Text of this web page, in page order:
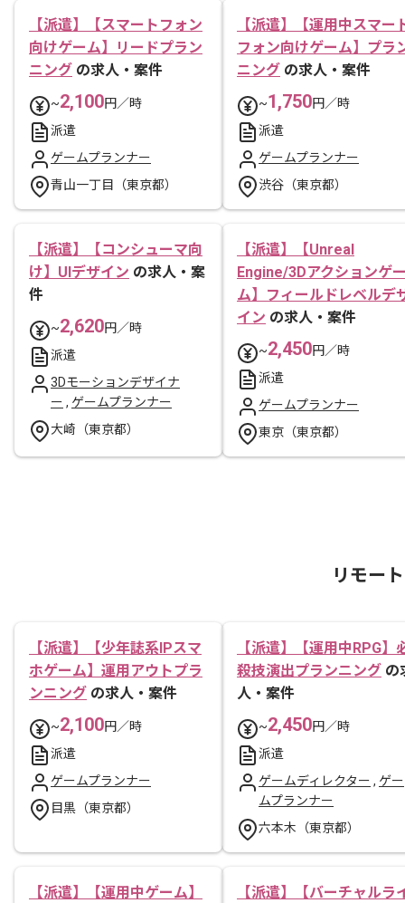
【派遣】【スマートフォン
向けゲーム】リードプラン
ニング の求人・案件
~2,100円／時
派遣
ゲームプランナー
青山一丁目（東京都）
【派遣】【運用中スマー
フォン向けゲーム】プラ
ニング の求人・案件
~1,750円／時
派遣
ゲームプランナー
渋谷（東京都）
【派遣】【コンシューマ向
け】UIデザイン の求人・案
件
~2,620円／時
派遣
3Dモーションデザイナ
ー , ゲームプランナー
大崎（東京都）
【派遣】【Unreal
Engine/3Dアクションゲ
ム】フィールドレベルデ
イン の求人・案件
~2,450円／時
派遣
ゲームプランナー
東京（東京都）
リモー
【派遣】【少年誌系IPスマ
ホゲーム】運用アウトプラ
ンニング の求人・案件
~2,100円／時
派遣
ゲームプランナー
目黒（東京都）
【派遣】【運用中RPG】
殺技演出プランニング の
人・案件
~2,450円／時
派遣
ゲームディレクター , ゲー
ムプランナー
六本木（東京都）
【派遣】【運用中ゲーム】
【派遣】【バーチャルラ